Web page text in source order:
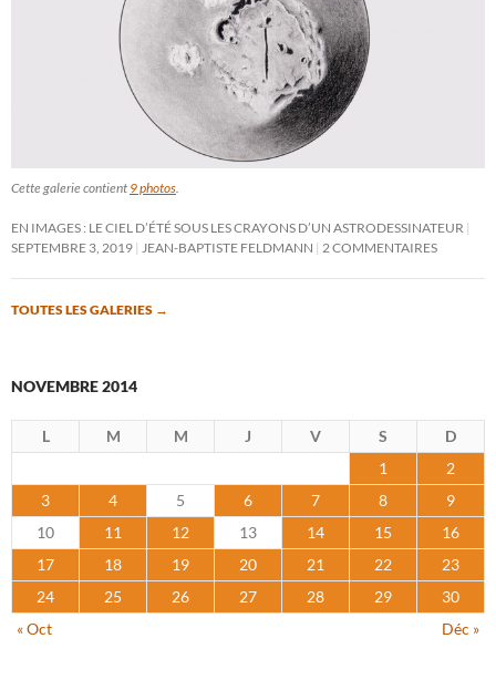
Cette galerie contient 9 photos
EN IMAGES : LE CIEL D’ÉTÉ SOUS LES CRAYONS D’UN ASTRODESSINATEUR
SEPTEMBRE 3, 2019
JEAN-BAPTISTE FELDMANN 2 COMMENTAIRES
TOUTES LES GALERIES →
NOVEMBRE 2014
L M M J V S
D
1
2
3
4 5 6 7 8
9
10
11 12 13 14 15
16
17
18 19 20 21 22
23
24
25 26 27 28 29
30
« Oct
Déc »